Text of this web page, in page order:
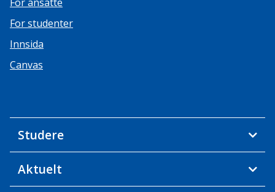
For studenter
Innsida
Canvas
Studere
Aktuelt